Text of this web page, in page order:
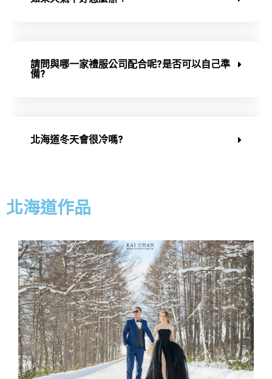
請問與哪一家禮服公司配合呢?是否可以自己準
備?
北海道冬天會很冷嗎?
北海道作品